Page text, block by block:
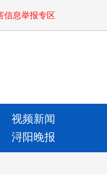
信息举报专区
视频新闻
浔阳晚报